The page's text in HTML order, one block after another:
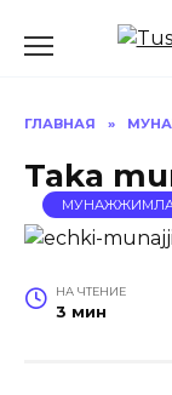
ГЛАВНАЯ »
Taka
НА ЧТЕНИЕ
3 мин